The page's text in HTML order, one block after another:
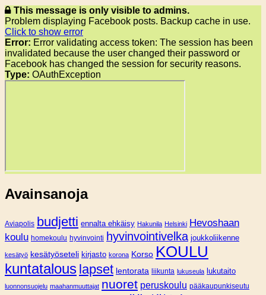
This message is only visible to admins.
Problem displaying Facebook posts. Backup cache in use.
Click to show error
Error: Error validating access token: The session has been
invalidated because the user changed their password or
Facebook has changed the session for security reasons.
Type: OAuthException
Avainsanoja
Aviapolis budjetti ennalta ehkäisy Hakunila Helsinki Hevoshaan
koulu homekoulu hyvinvointi hyvinvointivelka joukkoliikenne
kesätyö kesätyöseteli kirjasto korona Korso KOULU
kuntatalous lapset lentorata liikunta lukuseula lukutaito
luonnonsuojelu maahanmuuttajat nuoret peruskoulu pääkaupunkiseutu